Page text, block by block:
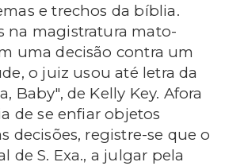
e trechos da bíblia.
na magistratura mato-
uma decisão contra um
o juiz usou até letra da
Baby", de Kelly Key. Afora
de se enfiar objetos
decisões, registre-se que o
de S. Exa., a julgar pela